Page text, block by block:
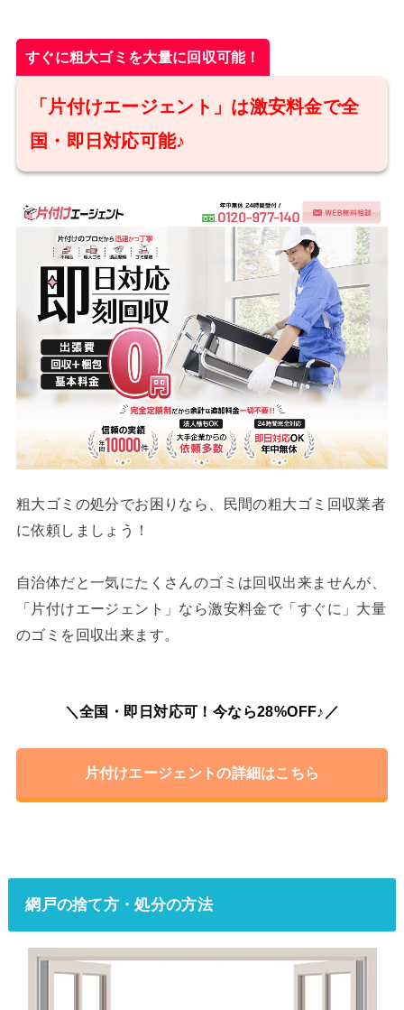
すぐに粗大ゴミを大量に回収可能！
「片付けエージェント」は激安料金で全
国・即日対応可能♪
粗大ゴミの処分でお困りなら、民間の粗大ゴミ回収業者
に依頼しましょう！
自治体だと一気にたくさんのゴミは回収出来ませんが、
「片付けエージェント」なら激安料金で「すぐに」大量
のゴミを回収出来ます。
＼全国・即日対応可！今なら28%OFF♪／
片付けエージェントの詳細はこちら
網戸の捨て方・処分の方法